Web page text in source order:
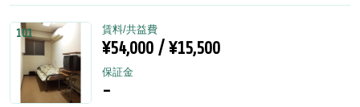
101 賃料/共益費
¥54,000 / ¥15,500
保証金
-